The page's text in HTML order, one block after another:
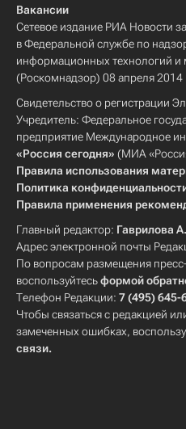
Вакансии
Сетевое издание РИА Новости
в Федеральной службе по
информационных технологий и
(Роскомнадзор) 08 апреля 2014
Свидетельство о регистрации
Учредитель: Федеральное
предприятие Международное
«Россия сегодня» (МИА
Правила использования
Политика
Правила применения
Главный редактор: Гаврилова
Адрес электронной почты
По вопросам размещения
воспользуйтесьформой
Телефон Редакции: 7 (495) 645-
Чтобы связаться с редакцией
замеченных ошибках,
связи.